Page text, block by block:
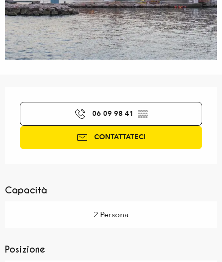
06 09 98 41 ▒▒
CONTATTATECI
Capacità
2 Persona
Posizione